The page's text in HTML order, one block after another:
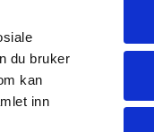
du bruker
kan
inn
men